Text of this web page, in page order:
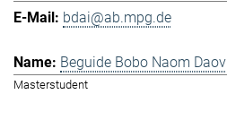
bdai@ab.mpg.de
Beguide Bobo Naom Daov
Masterstudent